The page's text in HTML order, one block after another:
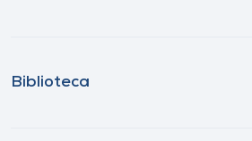
Biblioteca